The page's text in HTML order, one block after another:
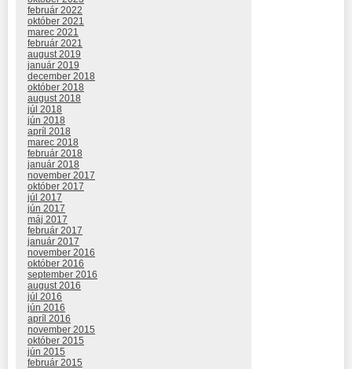
február 2022
október 2021
marec 2021
február 2021
august 2019
január 2019
december 2018
október 2018
august 2018
júl 2018
jún 2018
apríl 2018
marec 2018
február 2018
január 2018
november 2017
október 2017
júl 2017
jún 2017
máj 2017
február 2017
január 2017
november 2016
október 2016
september 2016
august 2016
júl 2016
jún 2016
apríl 2016
november 2015
október 2015
jún 2015
február 2015